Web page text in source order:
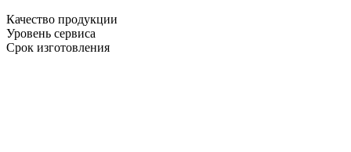
Качество продукции
Уровень сервиса
Срок изготовления